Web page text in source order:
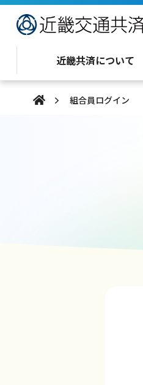
近畿共済について
組合員ログイン